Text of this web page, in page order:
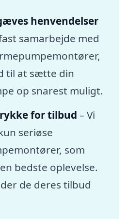
henvendelser
samarbejde med
til at sætte din
op snarest muligt.
for tilbud – Vi
seriøse
som
bedste oplevelse.
de deres tilbud